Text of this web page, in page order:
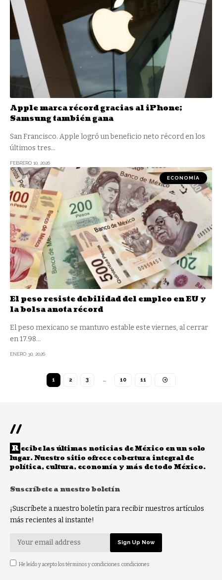
Apple marca récord gracias al iPhone;
Samsung también gana
San Francisco. Apple logró un beneficio neto récord en los
últimos tres…
FEBRERO 10, 2026
ECONOMÍA
El peso resiste debilidad del empleo en EU y
la bolsa anota récord
El peso mexicano se mantuvo estable este viernes, al cerrar
en 17.98…
ENERO 30, 2026
1 2 3 … 10 11
//
R ecibe las últimas noticias de México en un solo
lugar. Nuestro sitio ofrece cobertura integral de
política, cultura, economía y más de todo México.
Suscríbete a nuestro boletín
¡Suscríbete a nuestro boletín para recibir nuestros artículos
más recientes al instante!
He leído y acepto los términos y condiciones. condiciones